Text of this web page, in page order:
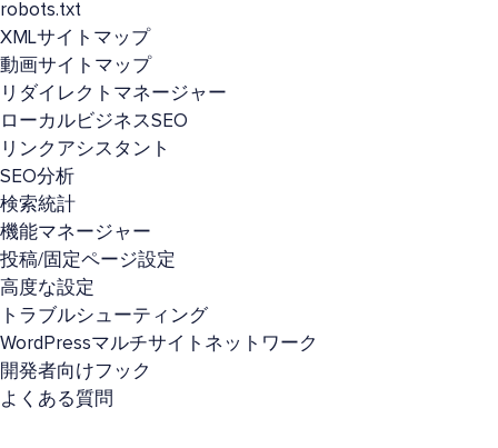
robots.txt
XMLサイトマップ
動画サイトマップ
リダイレクトマネージャー
ローカルビジネスSEO
リンクアシスタント
SEO分析
検索統計
機能マネージャー
投稿/固定ページ設定
高度な設定
トラブルシューティング
WordPressマルチサイトネットワーク
開発者向けフック
よくある質問